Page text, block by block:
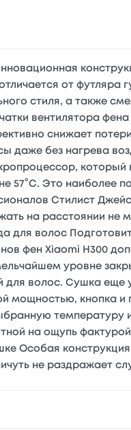
от
стиля, а также
вентилятора
снижает
даже без нагрева
57°С. Это наиболее
Стилист
на расстоянии не
для волос
фен Xiaomi H300
уровне
для волос. Сушка
мощностью, кнопка
на ощупь
Особая
не раздражает